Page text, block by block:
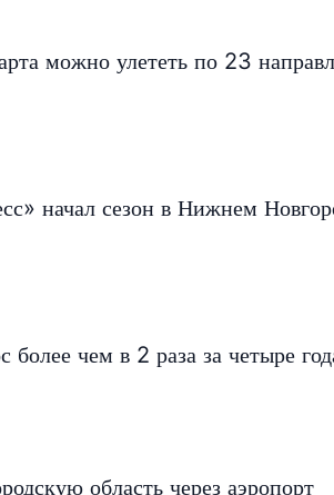
можно улететь по 23
начал сезон в Нижнем
чем в 2 раза за четыре
область через аэропорт